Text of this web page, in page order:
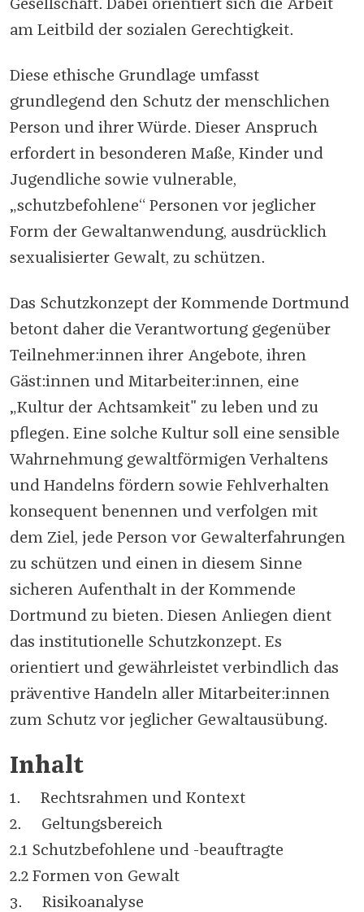
Gesellschaft. Dabei orientiert sich die Arbeit
am Leitbild der sozialen Gerechtigkeit.
Diese ethische Grundlage umfasst
grundlegend den Schutz der menschlichen
Person und ihrer Würde. Dieser Anspruch
erfordert in besonderen Maße, Kinder und
Jugendliche sowie vulnerable,
„schutzbefohlene“ Personen vor jeglicher
Form der Gewaltanwendung, ausdrücklich
sexualisierter Gewalt, zu schützen.
Das Schutzkonzept der Kommende Dortmund
betont daher die Verantwortung gegenüber
Teilnehmer:innen ihrer Angebote, ihren
Gäst:innen und Mitarbeiter:innen, eine
„Kultur der Achtsamkeit" zu leben und zu
pflegen. Eine solche Kultur soll eine sensible
Wahrnehmung gewaltförmigen Verhaltens
und Handelns fördern sowie Fehlverhalten
konsequent benennen und verfolgen mit
dem Ziel, jede Person vor Gewalterfahrungen
zu schützen und einen in diesem Sinne
sicheren Aufenthalt in der Kommende
Dortmund zu bieten. Diesen Anliegen dient
das institutionelle Schutzkonzept. Es
orientiert und gewährleistet verbindlich das
präventive Handeln aller Mitarbeiter:innen
zum Schutz vor jeglicher Gewaltausübung.
Inhalt
1. Rechtsrahmen und Kontext
2. Geltungsbereich
2.1 Schutzbefohlene und -beauftragte
2.2 Formen von Gewalt
3. Risikoanalyse